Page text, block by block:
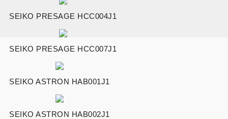
SEIKO PRESAGE HCC004J1
SEIKO PRESAGE HCC007J1
SEIKO ASTRON HAB001J1
SEIKO ASTRON HAB002J1